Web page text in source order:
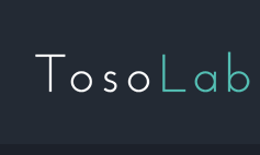
contenuto